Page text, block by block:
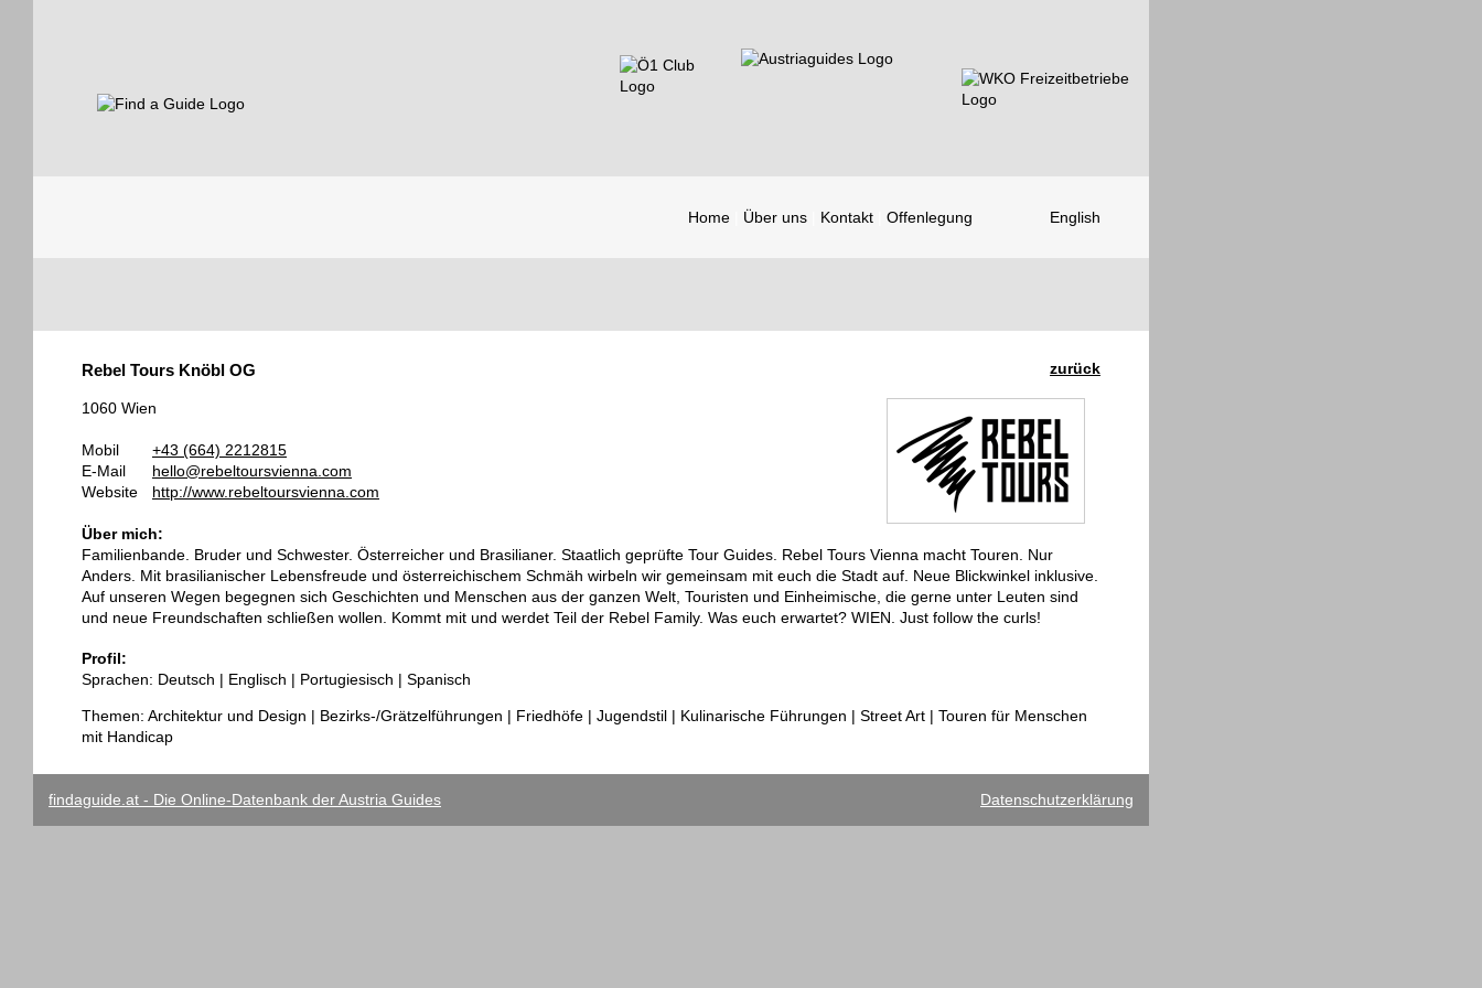
Home Über uns Kontakt Offenlegung English
Guides
zurück
Rebel Tours Knöbl OG
1060 Wien
Mobil
+43 (664) 2212815
E-Mail
hello@rebeltoursvienna.com
Website
http://www.rebeltoursvienna.com
Über mich:
Familienbande. Bruder und Schwester. Österreicher und Brasilianer. Staatlich geprüfte Tour Guides. Rebel Tours Vienna macht Touren. Nur
Anders. Mit brasilianischer Lebensfreude und österreichischem Schmäh wirbeln wir gemeinsam mit euch die Stadt auf. Neue Blickwinkel inklusive.
Auf unseren Wegen begegnen sich Geschichten und Menschen aus der ganzen Welt, Touristen und Einheimische, die gerne unter Leuten sind
und neue Freundschaften schließen wollen. Kommt mit und werdet Teil der Rebel Family. Was euch erwartet? WIEN. Just follow the curls!
Profil:
Sprachen: Deutsch | Englisch | Portugiesisch | Spanisch
Themen: Architektur und Design | Bezirks-/Grätzelführungen | Friedhöfe | Jugendstil | Kulinarische Führungen | Street Art | Touren für Menschen
mit Handicap
findaguide.at - Die Online-Datenbank der Austria Guides Datenschutzerklärung